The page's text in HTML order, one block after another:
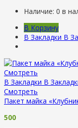
Наличие: 0 в
В Корзину
В Закладки В
Смотреть
В Закладки В
Смотреть
Пакет майка
500